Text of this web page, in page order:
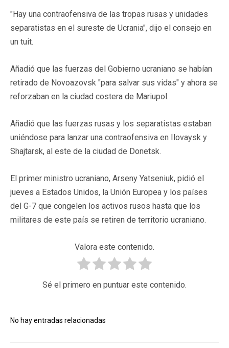
"Hay una contraofensiva de las tropas rusas y unidades
separatistas en el sureste de Ucrania", dijo el consejo en
un tuit.
Añadió que las fuerzas del Gobierno ucraniano se habían
retirado de Novoazovsk "para salvar sus vidas" y ahora se
reforzaban en la ciudad costera de Mariupol.
Añadió que las fuerzas rusas y los separatistas estaban
uniéndose para lanzar una contraofensiva en Ilovaysk y
Shajtarsk, al este de la ciudad de Donetsk.
El primer ministro ucraniano, Arseny Yatseniuk, pidió el
jueves a Estados Unidos, la Unión Europea y los países
del G-7 que congelen los activos rusos hasta que los
militares de este país se retiren de territorio ucraniano.
Valora este contenido.
Sé el primero en puntuar este contenido.
No hay entradas relacionadas